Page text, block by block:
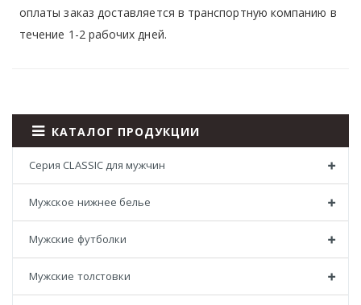
оплаты заказ доставляется в транспортную компанию в
течение 1-2 рабочих дней.
КАТАЛОГ ПРОДУКЦИИ
Серия CLASSIC для мужчин
Мужское нижнее белье
Мужские футболки
Мужские толстовки